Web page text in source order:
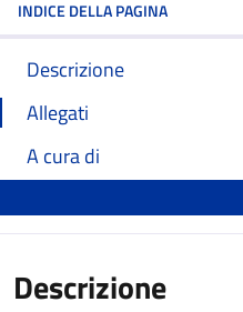
INDICE DELLA PAGINA
Descrizione
Allegati
A cura di
Descrizione